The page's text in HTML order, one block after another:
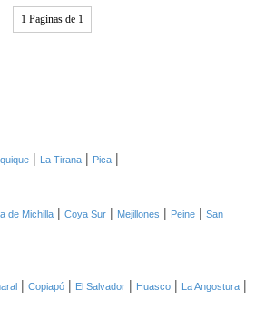
1 Paginas de 1
Iquique | La Tirana | Pica |
de Michilla | Coya Sur | Mejillones | Peine | San
| Copiapó | El Salvador | Huasco | La Angostura |